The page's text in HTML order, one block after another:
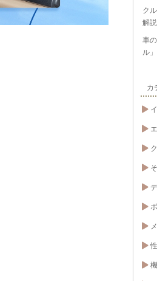
ク
解説
車
ル」
カ